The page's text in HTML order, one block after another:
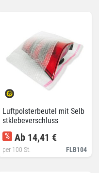
Luftpolsterbeutel mit Selb
stklebeverschluss
FLB104
% Ab 14,41 €
per 100 St.